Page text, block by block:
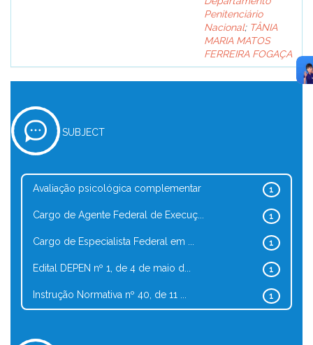
Penitenciário
Nacional; TÂNIA
MARIA MATOS
FERREIRA FOGAÇA
SUBJECT
1
Avaliação psicológica complementar
1
Cargo de Agente Federal de Execuç...
1
Cargo de Especialista Federal em ...
1
Edital DEPEN nº 1, de 4 de maio d...
1
Instrução Normativa nº 40, de 11 ...